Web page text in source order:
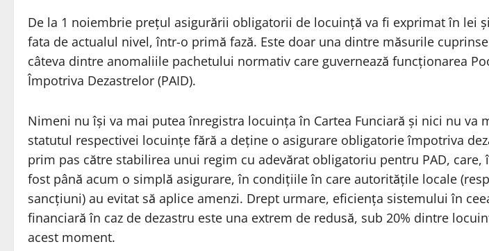
De la 1 noiembrie prețul asigurării obligatorii de locuință va fi exprimat în lei
fata de actualul nivel, într-o primă fază. Este doar una dintre măsurile
câteva dintre anomaliile pachetului normativ care guvernează funcționarea
Împotriva Dezastrelor (PAID).
Nimeni nu își va mai putea înregistra locuința în Cartea Funciară și nici nu va
statutul respectivei locuințe fără a deține o asigurare obligatorie împotriva
prim pas către stabilirea unui regim cu adevărat obligatoriu pentru PAD,
fost până acum o simplă asigurare, în condițiile în care autoritățile locale
sancțiuni) au evitat să aplice amenzi. Drept urmare, eficiența sistemului în
financiară în caz de dezastru este una extrem de redusă, sub 20% dintre
acest moment.